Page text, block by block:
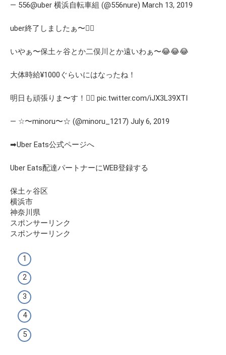
— 556@uber 横浜自転車組 (@556nure) March 13, 2019
uber終了しましたぁ〜🙋‍♂️
いやぁ〜保土ヶ谷とか二俣川とか遠いわぁ〜😂😂😂
大体時給¥1000ぐらいにはなったね！
明日も頑張りま〜す！🙋‍♂️ pic.twitter.com/iJX3L39XTI
— ☆〜minoru〜☆ (@minoru_1217) July 6, 2019
➡Uber Eats公式ページへ
Uber Eats配達パートナーにWEB登録する
保土ヶ谷区
横浜市
神奈川県
スポンサーリンク
スポンサーリンク